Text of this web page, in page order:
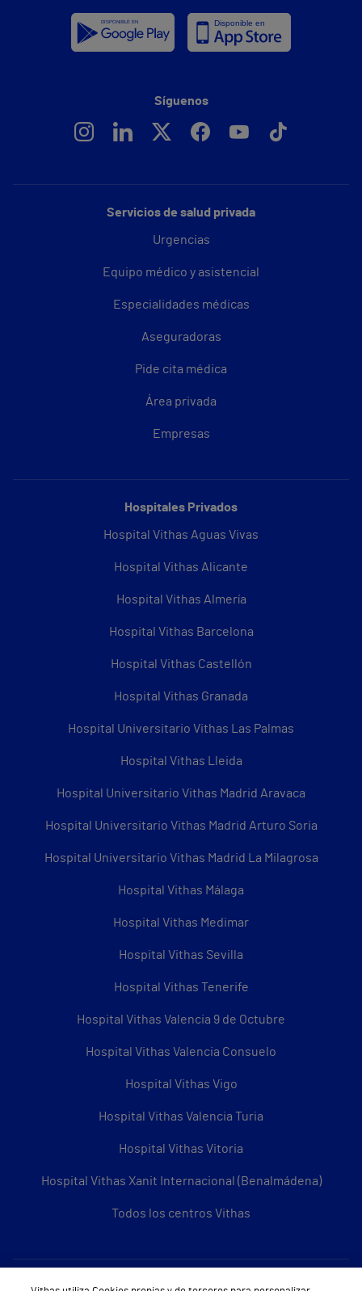
Servicios de salud privada
Urgencias
Equipo médico y asistencial
Especialidades médicas
Aseguradoras
Pide cita médica
Área privada
Empresas
Hospitales Privados
Hospital Vithas Aguas Vivas
Hospital Vithas Alicante
Hospital Vithas Almería
Hospital Vithas Barcelona
Hospital Vithas Castellón
Hospital Vithas Granada
Hospital Universitario Vithas Las Palmas
Hospital Vithas Lleida
Hospital Universitario Vithas Madrid Aravaca
Hospital Universitario Vithas Madrid Arturo Soria
Hospital Universitario Vithas Madrid La Milagrosa
Hospital Vithas Málaga
Hospital Vithas Medimar
Hospital Vithas Sevilla
Hospital Vithas Tenerife
Hospital Vithas Valencia 9 de Octubre
Hospital Vithas Valencia Consuelo
Hospital Vithas Vigo
Hospital Vithas Valencia Turia
Hospital Vithas Vitoria
Hospital Vithas Xanit Internacional (Benalmádena)
Todos los centros Vithas
Sobre Vithas
Síguenos